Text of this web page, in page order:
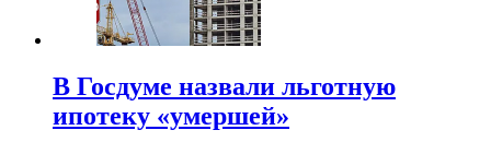
В Госдуме назвали льготную
ипотеку «умершей»